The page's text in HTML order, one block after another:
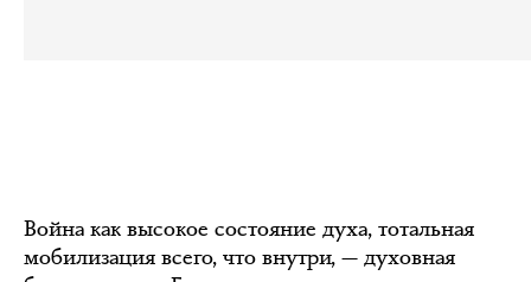
Война как высокое состояние духа, тотальная
мобилизация всего, что внутри, — духовная